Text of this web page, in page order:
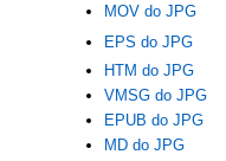
MOV do JPG
EPS do JPG
HTM do JPG
VMSG do JPG
EPUB do JPG
MD do JPG